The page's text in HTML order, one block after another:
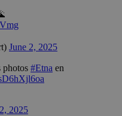
June 2, 2025
photos #Etna en
2025